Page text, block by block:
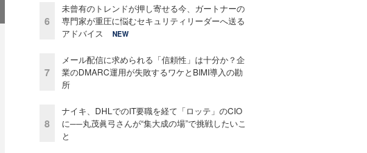
6
未曾有のトレンドが押し寄せる今、ガートナーの
専門家が重圧に悩むセキュリティリーダーへ送る
アドバイス
NEW
7
メール配信に求められる「信頼性」は十分か？企
業のDMARC運用が失敗するワケとBIMI導入の勘
所
8
ナイキ、DHLでのIT要職を経て「ロッテ」のCIO
に──丸茂眞弓さんが“集大成の場”で挑戦したいこ
と